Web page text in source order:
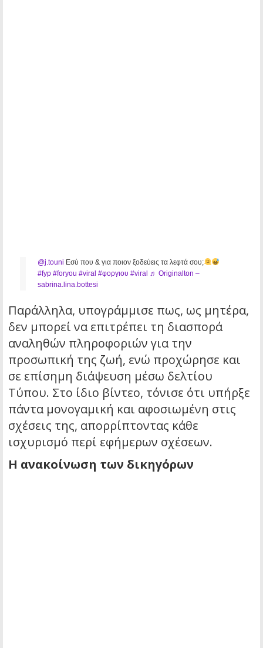
@j.touni Εσύ που & για ποιον ξοδεύεις τα λεφτά σου;
#fyp #foryou #viral #φοργιου #viral ♬ Originalton –
sabrina.lina.bottesi
Παράλληλα, υπογράμμισε πως, ως μητέρα,
δεν μπορεί να επιτρέπει τη διασπορά
αναληθών πληροφοριών για την
προσωπική της ζωή, ενώ προχώρησε και
σε επίσημη διάψευση μέσω δελτίου
Τύπου. Στο ίδιο βίντεο, τόνισε ότι υπήρξε
πάντα μονογαμική και αφοσιωμένη στις
σχέσεις της, απορρίπτοντας κάθε
ισχυρισμό περί εφήμερων σχέσεων.
Η ανακοίνωση των δικηγόρων